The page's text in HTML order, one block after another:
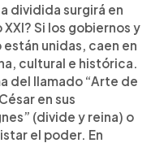
dividida surgirá en
Si los gobiernos y
están unidas, caen en
cultural e histórica.
del llamado “Arte de
en sus
(divide y reina) o
el poder. En